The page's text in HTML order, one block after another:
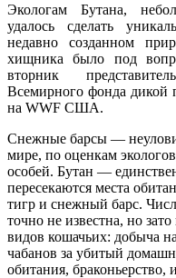
Экологам Бутана,
удалось сделать
недавно созданном
хищника было под
вторник
Всемирного фонда дикой
на WWF США.
Снежные барсы —
мире, по оценкам
особей. Бутан —
пересекаются места
тигр и снежный барс.
точно не известна, но
видов кошачьих: добыча
чабанов за убитый
обитания, браконьерство,